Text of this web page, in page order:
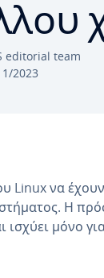
editorial team
2023
Linux να
Η
μόνο